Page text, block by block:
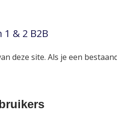
& 2 B2B
deze site. Als je een